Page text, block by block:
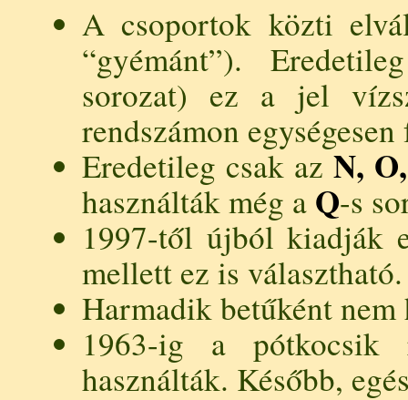
A csoportok közti
“gyémánt”).
sorozat) ez a jel
rendszámon
Eredetileg csak az N,
használták még a Q-s
1997-től újból kiadják
mellett ez is választható.
Harmadik betűként
1963-ig a pótkocsik
használták. Később,